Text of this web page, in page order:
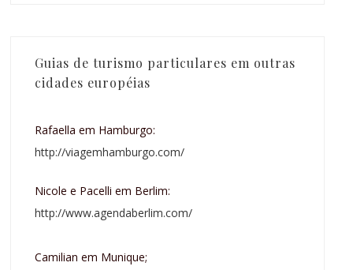
Guias de turismo particulares em outras
cidades européias
Rafaella em Hamburgo:
http://viagemhamburgo.com/
Nicole e Pacelli em Berlim:
http://www.agendaberlim.com/
Camilian em Munique;